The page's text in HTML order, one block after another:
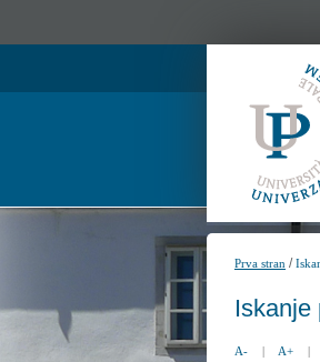
Prva stran /
Iskanje
A- | A+ |